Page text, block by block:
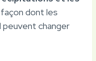
façon dont les
peuvent changer